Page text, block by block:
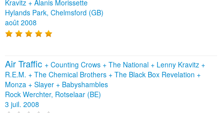
Kravitz + Alanis Morissette
Hylands Park, Chelmsford (GB)
août 2008
Air Traffic + Counting Crows + The National + Lenny Kravitz +
R.E.M. + The Chemical Brothers + The Black Box Revelation +
Monza + Slayer + Babyshambles
Rock Werchter, Rotselaar (BE)
3 juil. 2008